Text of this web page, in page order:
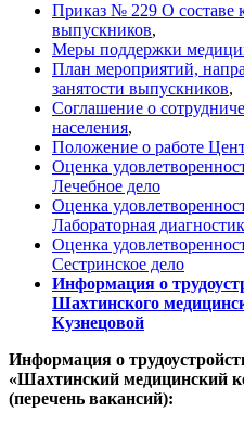
Приказ № 229 О составе
выпускников,
Меры поддержки
План мероприятий,
занятости выпускников,
Соглашение о
населения,
Положение о работе
Оценка
Лечебное дело
Оценка
Лабораторная
Оценка
Сестринское дело
Информация о
Шахтинского
Кузнецовой
Информация о
«Шахтинский медицинский
(перечень вакансий):